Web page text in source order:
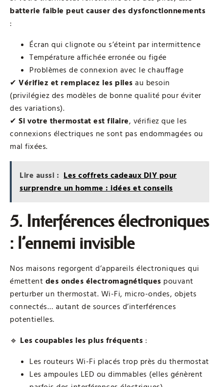
batterie faible peut causer des dysfonctionnements
:
Écran qui clignote ou s’éteint par intermittence
Température affichée erronée ou figée
Problèmes de connexion avec le chauffage
✔ Vérifiez et remplacez les piles au besoin
(privilégiez des modèles de bonne qualité pour éviter
des variations).
✔ Si votre thermostat est filaire, vérifiez que les
connexions électriques ne sont pas endommagées ou
mal fixées.
Lire aussi : Les coffrets cadeaux DIY pour
surprendre un homme : idées et conseils
5. Interférences électroniques
: l’ennemi invisible
Nos maisons regorgent d’appareils électroniques qui
émettent des ondes électromagnétiques pouvant
perturber un thermostat. Wi-Fi, micro-ondes, objets
connectés… autant de sources d’interférences
potentielles.
🔹 Les coupables les plus fréquents :
Les routeurs Wi-Fi placés trop près du thermostat
Les ampoules LED ou dimmables (elles génèrent